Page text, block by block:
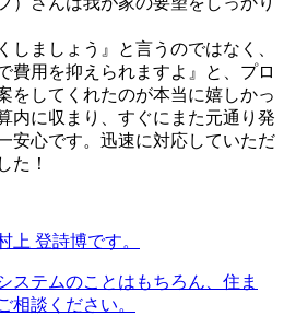
しましょう』と言うのではなく、
費用を抑えられますよ』と、プロ
をしてくれたのが本当に嬉しかっ
内に収まり、すぐにまた元通り発
安心です。迅速に対応していただ
た！
上 登詩博です。
ステムのことはもちろん、住ま
相談ください。